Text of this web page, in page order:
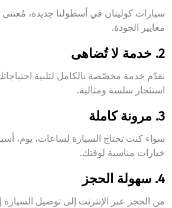
سيارات كولينان في أسطولنا جديدة، مُعتنى
معايير الجودة.
2. خدمة لا تُضاهى
نقدّم خدمة مخصّصة بالكامل لتلبية
استئجار سلسة ومثالية.
3. مرونة كاملة
سواء كنت تحتاج السيارة لساعات، يوم،
خيارات مناسبة لوقتك.
4. سهولة الحجز
من الحجز عبر الإنترنت إلى توصيل